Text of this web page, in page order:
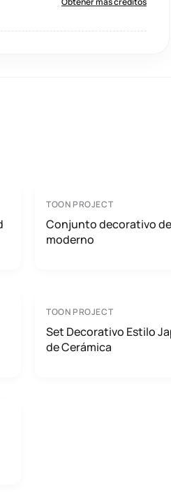
TOON PROJECT
Conjunto decorativo
moderno
TOON PROJECT
Set Decorativo Estilo
de Cerámica